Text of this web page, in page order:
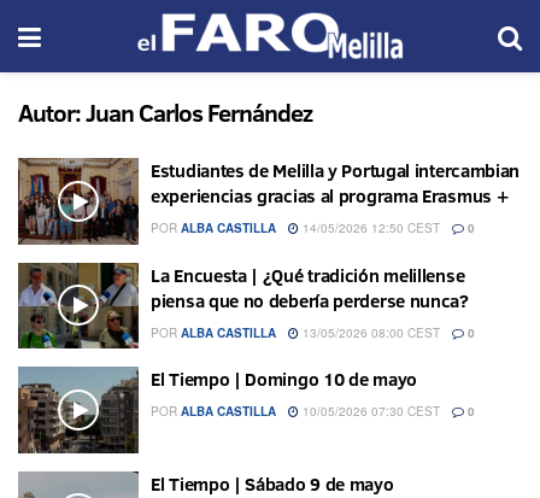
Autor:Juan Carlos Fernández
Estudiantes de Melilla y Portugal intercambian
experiencias gracias al programa Erasmus +
POR ALBA CASTILLA 14/05/2026 12:50 CEST 0
La Encuesta | ¿Qué tradición melillense
piensa que no debería perderse nunca?
POR ALBA CASTILLA 13/05/2026 08:00 CEST 0
El Tiempo | Domingo 10 de mayo
POR ALBA CASTILLA 10/05/2026 07:30 CEST 0
El Tiempo | Sábado 9 de mayo